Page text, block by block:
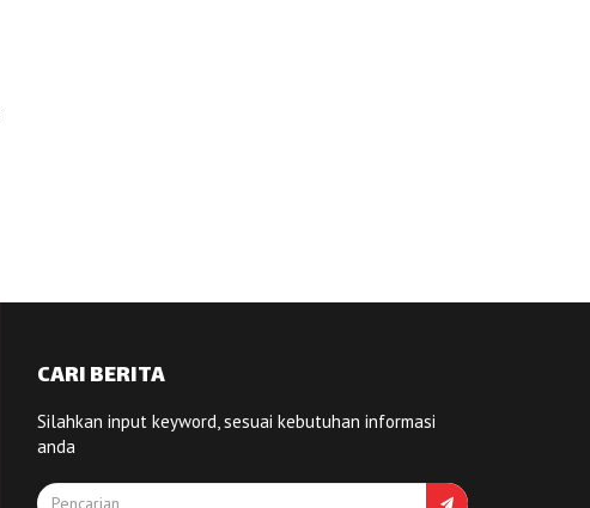
CARI BERITA
Silahkan input keyword, sesuai kebutuhan informasi
anda